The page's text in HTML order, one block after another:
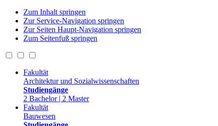
Zum Inhalt springen
Zur Service-Navigation springen
Zur Seiten Haupt-Navigation springen
Zum Seitenfuß springen
Fakultät
Architektur und Sozialwissenschaften
Studiengänge
2 Bachelor | 2 Master
Fakultät
Bauwesen